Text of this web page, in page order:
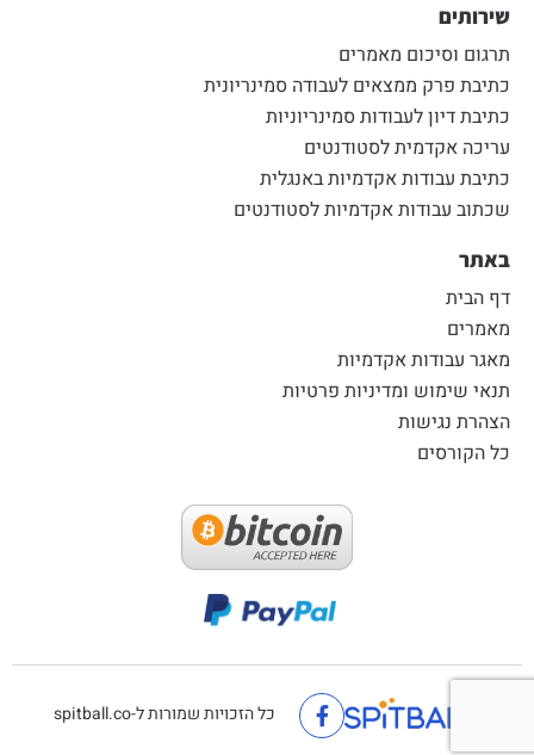
שירותים
תרגום וסיכום מאמרים
כתיבת פרק ממצאים לעבודה סמינריונית
כתיבת דיון לעבודות סמינריוניות
עריכה אקדמית לסטודנטים
כתיבת עבודות אקדמיות באנגלית
שכתוב עבודות אקדמיות לסטודנטים
באתר
דף הבית
מאמרים
מאגר עבודות אקדמיות
תנאי שימוש ומדיניות פרטיות
הצהרת נגישות
כל הקורסים
כל הזכויות שמורות ל-spitball.co